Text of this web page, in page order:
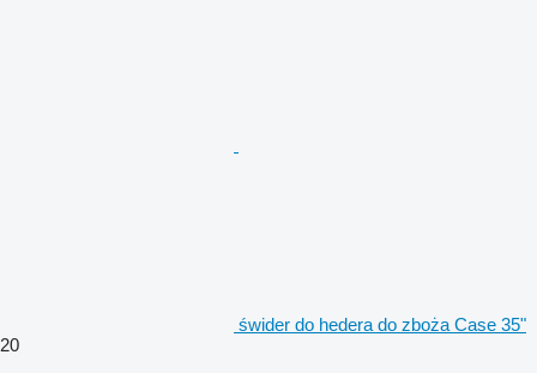
świder do hedera do zboża Case 35"
20